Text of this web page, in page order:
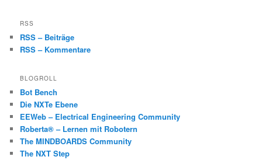
RSS
RSS – Beiträge
RSS – Kommentare
BLOGROLL
Bot Bench
Die NXTe Ebene
EEWeb – Electrical Engineering Community
Roberta® – Lernen mit Robotern
The MINDBOARDS Community
The NXT Step